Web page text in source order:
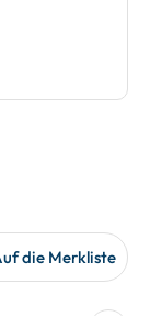
die Merkliste